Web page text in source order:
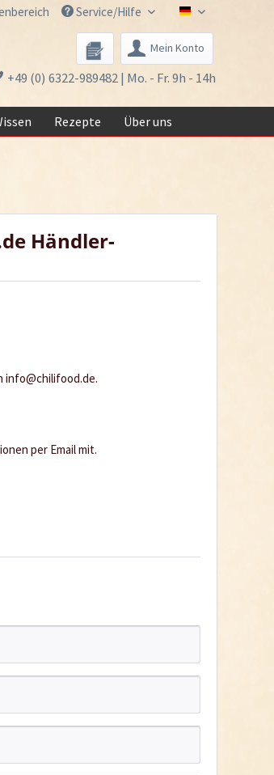
Chili-
Service/Hilfe
Mein Konto
+49 (0) 6322-989482 | Mo. - Fr. 9h - 14h
Rezepte Über uns
Händler-
info@chilifood.de.
per Email mit.